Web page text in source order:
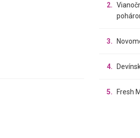
2.
3.
4.
5. Fresh